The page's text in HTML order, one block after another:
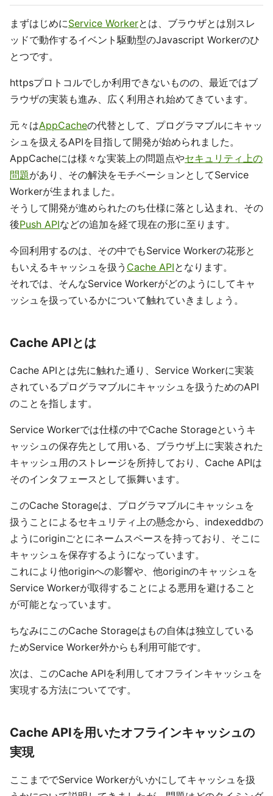
まずはじめにService Workerとは、ブラウザとは別スレ
ッドで動作するイベント駆動型のJavascript Workerのひ
とつです。
httpsプロトコルでしか利用できないものの、最近ではブ
ラウザの実装も進み、広く利用され始めてきています。
元々はAppCacheの代替として、プログラマブルにキャッ
シュを扱えるAPIを目指して開発が始められました。
AppCacheには様々な実装上の問題点やセキュリティ上の
問題があり、その解決をモチベーションとしてService
Workerが生まれました。
そうして開発が進められたのち仕様に落とし込まれ、その
後Push APIなどの追加を経て現在の形に至ります。
今回利用するのは、その中でもService Workerの花形と
もいえるキャッシュを扱う Cache APIとなります。
それでは、そんなService Workerがどのようにしてキャ
ッシュを扱っているかについて触れていきましょう。
Cache APIとは
Cache APIとは先に触れた通り、Service Workerに実装
されているプログラマブルにキャッシュを扱うためのAPI
のことを指します。
Service Workerでは仕様の中でCache Storageというキ
ャッシュの保存先として用いる、ブラウザ上に実装された
キャッシュ用のストレージを所持しており、Cache APIは
そのインタフェースとして振舞います。
このCache Storageは、プログラマブルにキャッシュを
扱うことによるセキュリティ上の懸念から、indexeddbの
ようにoriginごとにネームスペースを持っており、そこに
キャッシュを保存するようになっています。
これにより他originへの影響や、他originのキャッシュを
Service Workerが取得することによる悪用を避けること
が可能となっています。
ちなみにこのCache Storageはもの自体は独立している
ためService Worker外からも利用可能です。
次は、このCache APIを利用してオフラインキャッシュを
実現する方法についてです。
Cache APIを用いたオフラインキャッシュの
実現
ここまででService Workerがいかにしてキャッシュを扱